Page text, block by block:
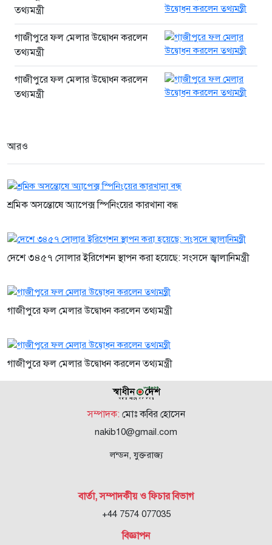
উপকূলীয় অঞ্চলের বাসিন্দাদের
ঝুঁকিরোধে সরকার কাজ করছে :
তথ্যমন্ত্রী
প্রত্যেক শিক্ষার্থীকে একটি করে গাছ
লাগানোর আহ্বান প্রতিমন্ত্রী আমিনুল
তথ্যমন্ত্রী
গাজীপুরে ফল মেলার উদ্বোধন করলেন
তথ্যমন্ত্রী
গাজীপুরে ফল মেলার উদ্বোধন করলেন
তথ্যমন্ত্রী
আরও
শ্রমিক অসন্তোষে অ্যাপেক্স স্পিনিংয়ের কারখানা বন্ধ
দেশে ৩৪৫৭ সোলার ইরিগেশন স্থাপন করা হয়েছে: সংসদে জ্বালানিমন্ত্রী
গাজীপুরে ফল মেলার উদ্বোধন করলেন তথ্যমন্ত্রী
গাজীপুরে ফল মেলার উদ্বোধন করলেন তথ্যমন্ত্রী
সম্পাদক: মোঃ কবির হোসেন
nakib10@gmail.com
লন্ডন, যুক্তরাজ্য
বার্তা, সম্পাদকীয় ও ফিচার বিভাগ
+44 7574 077035
বিজ্ঞাপন